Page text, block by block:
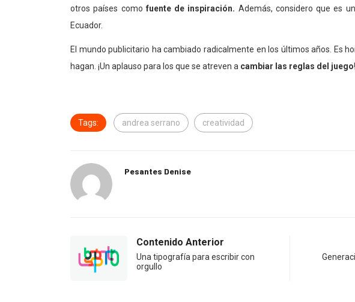
otros países como fuente de inspiración. Además, considero que es
Ecuador.
El mundo publicitario ha cambiado radicalmente en los últimos años. Es
hagan. ¡Un aplauso para los que se atreven a cambiar las reglas del juego!
Tags: andrea serrano creatividad
Pesantes Denise
Contenido Anterior
Una tipografía para escribir con
orgullo